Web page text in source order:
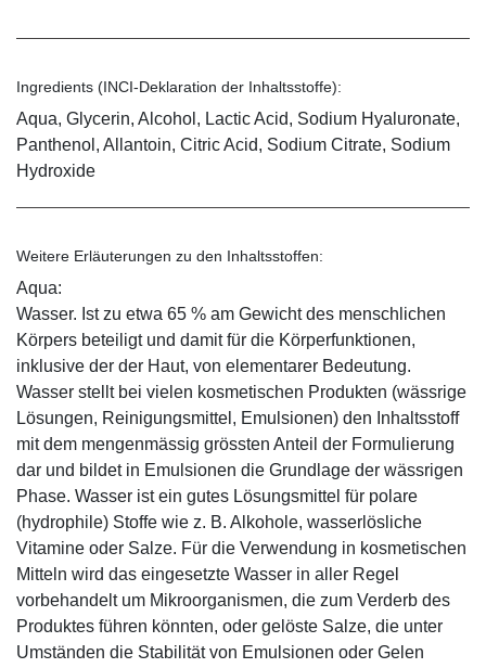
Ingredients (INCI-Deklaration der Inhaltsstoffe):
Aqua, Glycerin, Alcohol, Lactic Acid, Sodium Hyaluronate,
Panthenol, Allantoin, Citric Acid, Sodium Citrate, Sodium
Hydroxide
Weitere Erläuterungen zu den Inhaltsstoffen:
Aqua:
Wasser. Ist zu etwa 65 % am Gewicht des menschlichen
Körpers beteiligt und damit für die Körperfunktionen,
inklusive der der Haut, von elementarer Bedeutung.
Wasser stellt bei vielen kosmetischen Produkten (wässrige
Lösungen, Reinigungsmittel, Emulsionen) den Inhaltsstoff
mit dem mengenmässig grössten Anteil der Formulierung
dar und bildet in Emulsionen die Grundlage der wässrigen
Phase. Wasser ist ein gutes Lösungsmittel für polare
(hydrophile) Stoffe wie z. B. Alkohole, wasserlösliche
Vitamine oder Salze. Für die Verwendung in kosmetischen
Mitteln wird das eingesetzte Wasser in aller Regel
vorbehandelt um Mikroorganismen, die zum Verderb des
Produktes führen könnten, oder gelöste Salze, die unter
Umständen die Stabilität von Emulsionen oder Gelen